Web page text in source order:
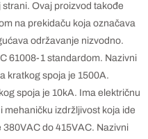
Ovaj proizvod takođe
na prekidaču koja označava
održavanje nizvodno.
61008-1 standardom. Nazivni
kratkog spoja je 1500A.
spoja je 10kA. Ima električnu
mehaničku izdržljivost koja ide
do 415VAC. Nazivni